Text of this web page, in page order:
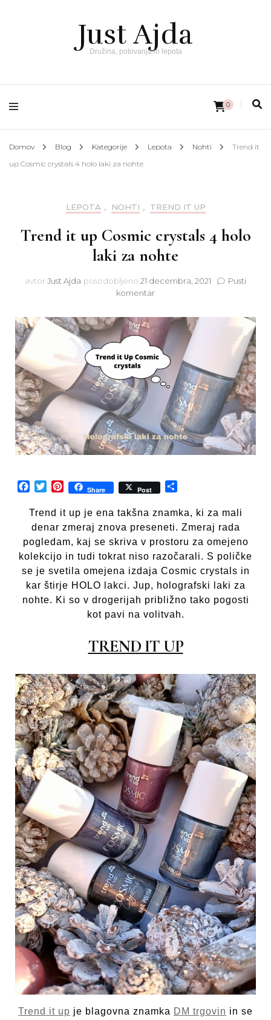
Just Ajda
Družina, potovanja in lepota
0
Domov Blog Kategorije Lepota Nohti
Trend it
up Cosmic crystals 4 holo laki za nohte
LEPOTA , NOHTI , TREND IT UP
Trend it up Cosmic crystals 4 holo
laki za nohte
avtor Just Ajda posodobljeno 21 decembra, 2021
Pusti
komentarna
it
Cosmic
crystals
holo
laki
nohte
Facebook
TwitterPinterest
Share Post
Trend it up je ena takšna znamka, ki za mali
denar zmeraj znova preseneti. Zmeraj rada
pogledam, kaj se skriva v prostoru za omejeno
kolekcijo in tudi tokrat niso razočarali. S poličke
se je svetila omejena izdaja Cosmic crystals in
kar štirje HOLO lakci. Jup, holografski laki za
nohte. Ki so v drogerijah približno tako pogosti
kot pavi na volitvah.
TREND IT UP
Trend it up je blagovna znamka DM trgovin in se